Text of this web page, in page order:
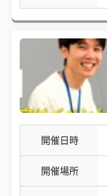
開催日時
開催場所